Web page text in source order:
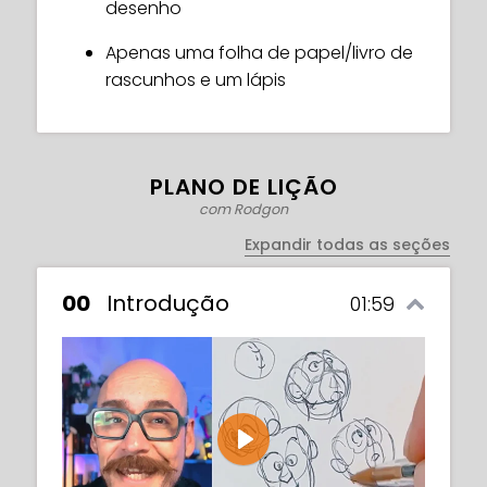
impressionados com sua habilidade de
desenhar figuras humanas incríveis do
zero com confiança!
desenho
Apenas uma folha de papel/livro de
rascunhos e um lápis
PLANO DE LIÇÃO
com Rodgon
Expandir todas as seções
00 Introdução 01:59
Play